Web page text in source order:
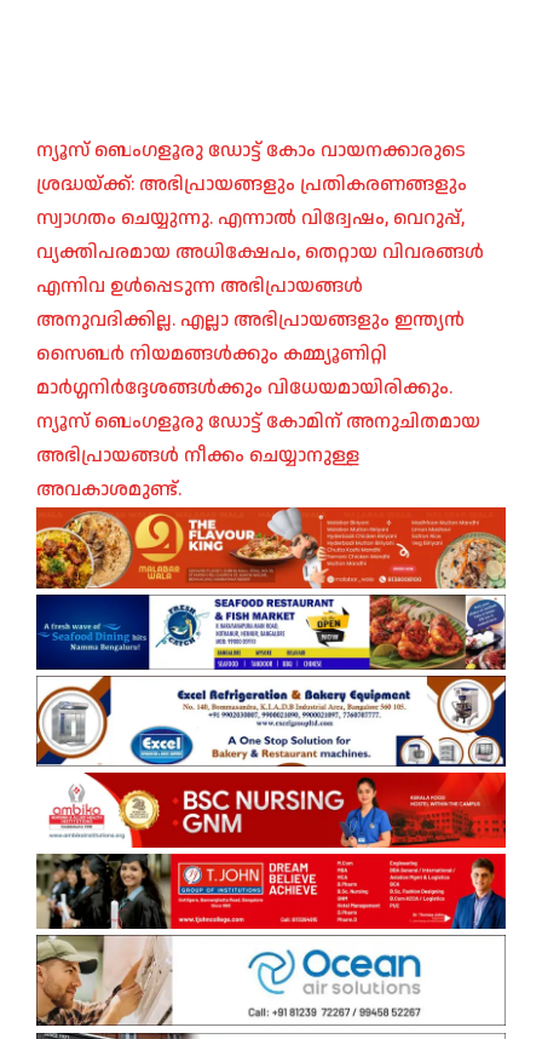
ന്യൂസ് ബെംഗളൂരു ഡോട്ട് കോം വായനക്കാരുടെ
ശ്രദ്ധയ്ക്ക്: അഭിപ്രായങ്ങളും പ്രതികരണങ്ങളും
സ്വാഗതം ചെയ്യുന്നു. എന്നാൽ വിദ്വേഷം, വെറുപ്പ്,
വ്യക്തിപരമായ അധിക്ഷേപം, തെറ്റായ വിവരങ്ങൾ
എന്നിവ ഉൾപ്പെടുന്ന അഭിപ്രായങ്ങൾ
അനുവദിക്കില്ല. എല്ലാ അഭിപ്രായങ്ങളും ഇന്ത്യൻ
സൈബർ നിയമങ്ങൾക്കും കമ്മ്യൂണിറ്റി
മാർഗ്ഗനിർദ്ദേശങ്ങൾക്കും വിധേയമായിരിക്കും.
ന്യൂസ് ബെംഗളൂരു ഡോട്ട് കോമിന് അനുചിതമായ
അഭിപ്രായങ്ങൾ നീക്കം ചെയ്യാനുള്ള
അവകാശമുണ്ട്.